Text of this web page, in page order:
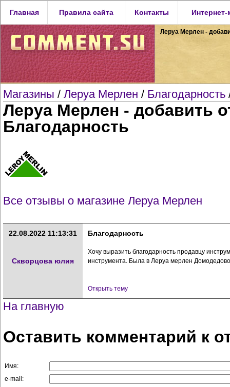
Главная Правила сайта Контакты
Леруа Мерлен -
Магазины / Леруа Мерлен / Благодарность
Леруа Мерлен - добавить
Благодарность
Все отзывы о магазине Леруа Мерлен
22.08.2022 11:13:31
Скворцова юлия
Благодарность
Хочу выразить благодарность продавцу
инструмента. Была в Леруа мерлен
Открыть тему
На главную
Оставить комментарий к
Имя:
e-mail: